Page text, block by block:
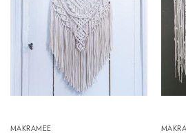
MAKRAMEE